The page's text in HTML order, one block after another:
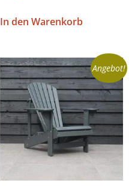
In den Warenkorb
Angebot!